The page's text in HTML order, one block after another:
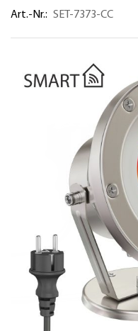
Art.-Nr. SET-7373-CC
Ende
der